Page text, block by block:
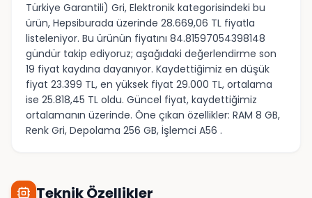
Türkiye Garantili) Gri, Elektronik kategorisindeki bu
ürün, Hepsiburada üzerinde 28.669,06 TL fiyatla
listeleniyor. Bu ürünün fiyatını 84.81597054398148
gündür takip ediyoruz; aşağıdaki değerlendirme son
19 fiyat kaydına dayanıyor. Kaydettiğimiz en düşük
fiyat 23.399 TL, en yüksek fiyat 29.000 TL, ortalama
ise 25.818,45 TL oldu. Güncel fiyat, kaydettiğimiz
ortalamanın üzerinde. Öne çıkan özellikler: RAM 8 GB,
Renk Gri, Depolama 256 GB, İşlemci A56 .
Teknik Özellikler